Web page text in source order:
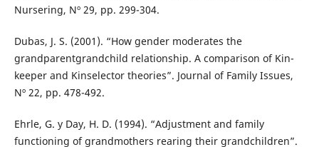
Nursering, Nº 29, pp. 299-304.
Dubas, J. S. (2001). “How gender moderates the
grandparentgrandchild relationship. A comparison of Kin-
keeper and Kinselector theories”. Journal of Family Issues,
Nº 22, pp. 478-492.
Ehrle, G. y Day, H. D. (1994). “Adjustment and family
functioning of grandmothers rearing their grandchildren”.